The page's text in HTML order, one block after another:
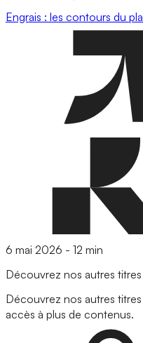
Engrais : les contours du
6 mai 2026 - 12 min
Découvrez nos autres titres
Découvrez nos autres
accès à plus de contenus.